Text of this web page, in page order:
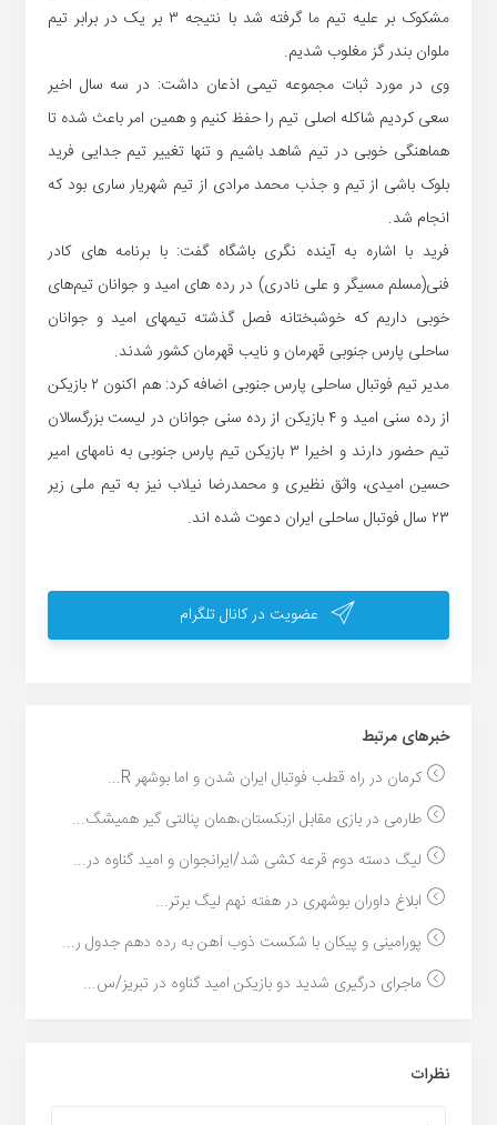
مشکوک بر علیه تیم ما گرفته شد با نتیجه ۳ بر یک در برابر تیم
ملوان بندر گز مغلوب شدیم.
وی در مورد ثبات مجموعه تیمی اذعان داشت: در سه سال اخیر
سعی کردیم شاکله اصلی تیم را حفظ کنیم و همین امر باعث شده تا
هماهنگی خوبی در تیم شاهد باشیم و تنها تغییر تیم جدایی فرید
بلوک باشی از تیم و جذب محمد مرادی از تیم شهریار ساری بود که
انجام شد.
فرید با اشاره به آینده نگری باشگاه گفت: با برنامه های کادر
فنی(مسلم مسیگر و علی نادری) در رده های امید و جوانان تیم‌های
خوبی داریم که خوشبختانه فصل گذشته تیمهای امید و جوانان
ساحلی پارس جنوبی قهرمان و نایب قهرمان کشور شدند.
مدیر تیم فوتبال ساحلی پارس جنوبی اضافه کرد: هم اکنون ۲ بازیکن
از رده سنی امید و ۴ بازیکن از رده سنی جوانان در لیست بزرگسالان
تیم حضور دارند و اخیرا ۳ بازیکن تیم پارس جنوبی به نامهای امیر
حسین امیدی، واثق نظیری و محمدرضا نیلاب نیز به تیم ملی زیر
۲۳ سال فوتبال ساحلی ایران دعوت شده اند.
عضویت در کانال تلگرام
خبر‌های مرتبط
کرمان در راه قطب فوتبال ایران شدن و اما بوشهر R...
طارمی در بازی مقابل ازبکستان،همان پنالتی گیر همیشگ...
لیگ دسته دوم قرعه کشی شد/ایرانجوان و امید گناوه در...
ابلاغ داوران بوشهری در هفته نهم لیگ برتر...
پورامینی و پیکان با شکست ذوب آهن به رده دهم جدول ر...
ماجرای درگیری شدید دو بازیکن امید گناوه در تبریز/س...
نظرات